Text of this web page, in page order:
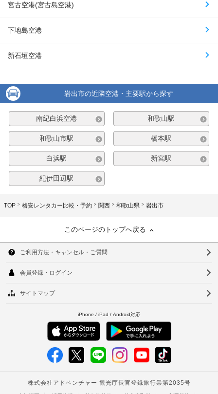
宮古空港(宮古島空港)
下地島空港
新石垣空港
岩出市の近隣空港・主要駅から探す
南紀白浜空港 和歌山駅
和歌山市駅 橋本駅
白浜駅 新宮駅
紀伊田辺駅
TOP 格安レンタカー比較・予約 関西 和歌山県 岩出市
このページのトップへ戻る